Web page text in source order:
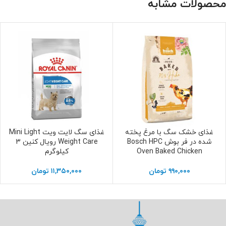
محصولات مشابه
انتخاب گزینه ها
غذای خشک سگ با مرغ پخته
شده در فر بوش Bosch HPC
Oven Baked Chicken
۹۹۰,۰۰۰ تومان
افزودن به سبد خرید
غذای سگ لایت ویت Mini Light
Weight Care رویال کنین 3
کیلوگرم
۱۱,۳۵۰,۰۰۰ تومان